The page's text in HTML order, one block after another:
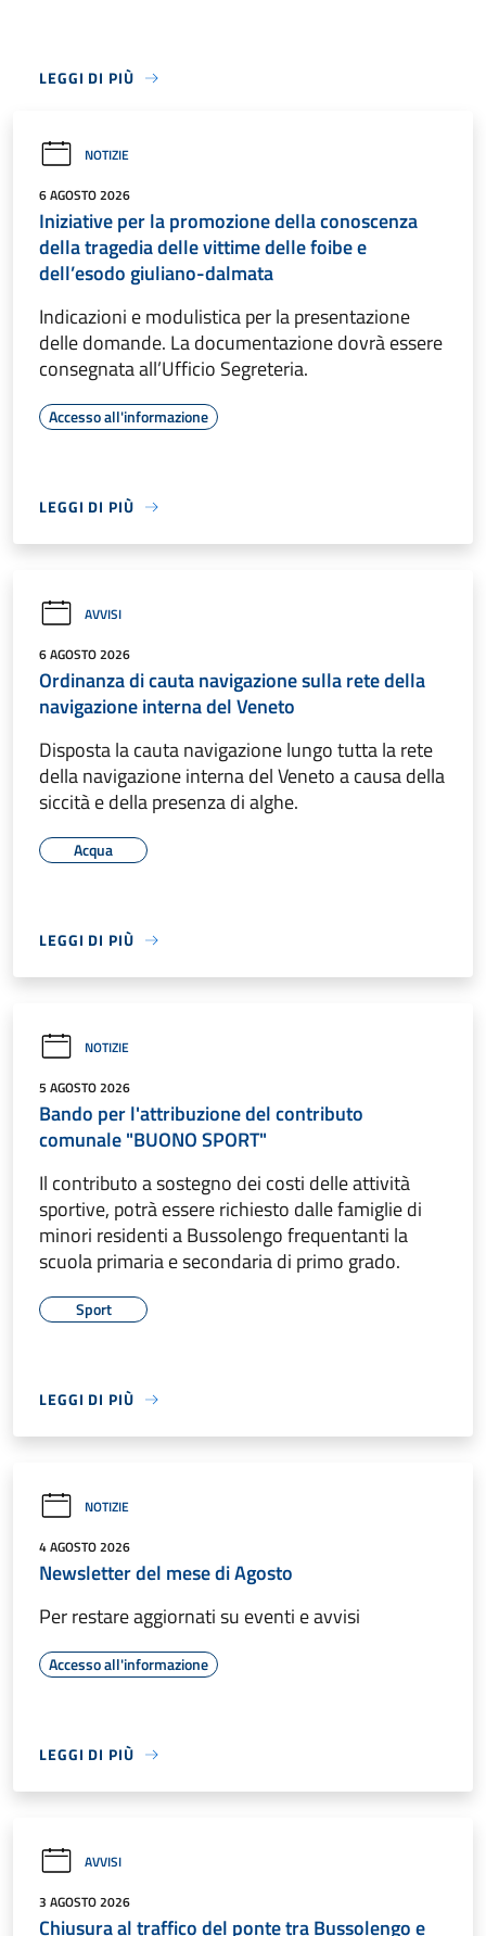
LEGGI DI PIÙ
NOTIZIE
6 AGOSTO 2026
Iniziative per la promozione della conoscenza
della tragedia delle vittime delle foibe e
dell’esodo giuliano-dalmata
Indicazioni e modulistica per la presentazione
delle domande. La documentazione dovrà essere
consegnata all’Ufficio Segreteria.
Accesso all'informazione
LEGGI DI PIÙ
AVVISI
6 AGOSTO 2026
Ordinanza di cauta navigazione sulla rete della
navigazione interna del Veneto
Disposta la cauta navigazione lungo tutta la rete
della navigazione interna del Veneto a causa della
siccità e della presenza di alghe.
Acqua
LEGGI DI PIÙ
NOTIZIE
5 AGOSTO 2026
Bando per l'attribuzione del contributo
comunale "BUONO SPORT"
Il contributo a sostegno dei costi delle attività
sportive, potrà essere richiesto dalle famiglie di
minori residenti a Bussolengo frequentanti la
scuola primaria e secondaria di primo grado.
Sport
LEGGI DI PIÙ
NOTIZIE
4 AGOSTO 2026
Newsletter del mese di Agosto
Per restare aggiornati su eventi e avvisi
Accesso all'informazione
LEGGI DI PIÙ
AVVISI
3 AGOSTO 2026
Chiusura al traffico del ponte tra Bussolengo e